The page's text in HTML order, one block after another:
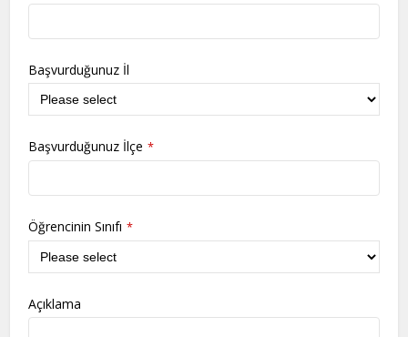
Başvurduğunuz İl
Başvurduğunuz İlçe *
Öğrencinin Sınıfı *
Açıklama